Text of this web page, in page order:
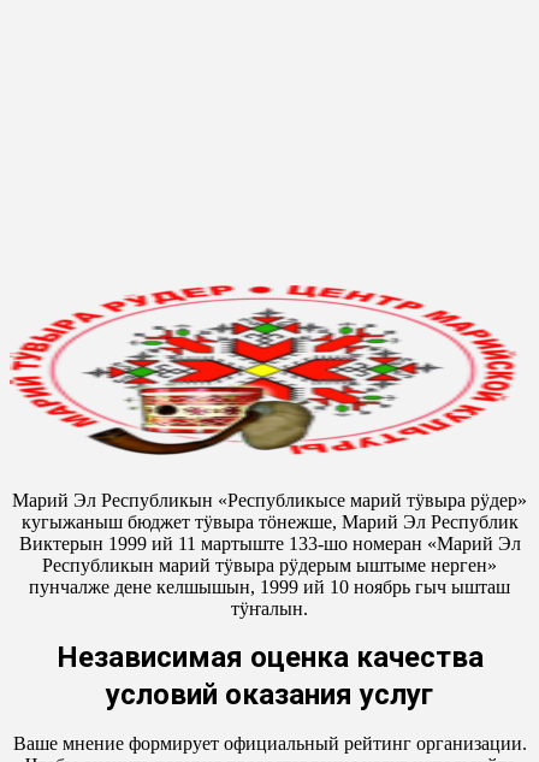
Марий Эл Республикын «Республикысе марий тӱвыра рӱдер»
кугыжаныш бюджет тӱвыра тӧнежше, Марий Эл Республик
Виктерын 1999 ий 11 мартыште 133-шо номеран «Марий Эл
Республикын марий тӱвыра рӱдерым ыштыме нерген»
пунчалже дене келшышын, 1999 ий 10 ноябрь гыч ышташ
тӱҥалын.
Независимая оценка качества
условий оказания услуг
Ваше мнение формирует официальный рейтинг организации.